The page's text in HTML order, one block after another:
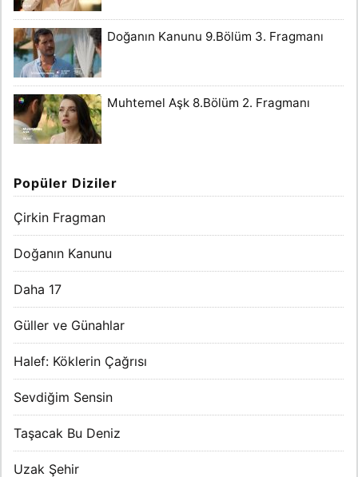
Doğanın Kanunu 9.Bölüm 3. Fragmanı
Muhtemel Aşk 8.Bölüm 2. Fragmanı
Popüler Diziler
Çirkin Fragman
Doğanın Kanunu
Daha 17
Güller ve Günahlar
Halef: Köklerin Çağrısı
Sevdiğim Sensin
Taşacak Bu Deniz
Uzak Şehir